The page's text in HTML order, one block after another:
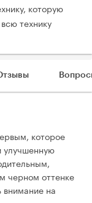
которую
технику
которое
улучшенную
черном оттенке
на